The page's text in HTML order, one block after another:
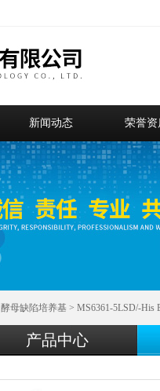
新闻动态 荣誉资
酵母缺陷培养基 > MS6361-5LSD/-His
产品中心